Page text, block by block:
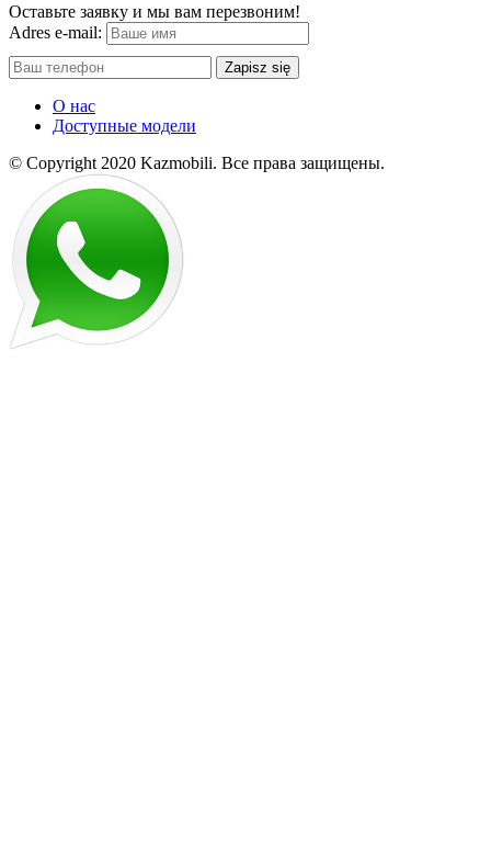
Оставьте заявку и мы вам перезвоним!
Adres e-mail:
Zapisz się
О нас
Доступные модели
© Copyright 2020 Kazmobili. Все права защищены.